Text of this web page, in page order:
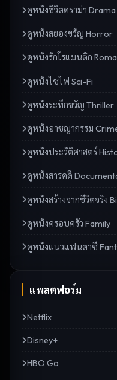
ดูหนังชีวิตดราม่า Drama
ดูหนังสยองขวัญ Horror
ดูหนังรักโรแมนติก
ดูหนังไซไฟ Sci-Fi
ดูหนังระทึกขวัญ Thriller
ดูหนังอาชญากรรม
ดูหนังประวัติศาสตร์
ดูหนังสารคดี
ดูหนังสร้างจากชีวิตจริง
ดูหนังครอบครัว Family
ดูหนังแนวแฟนตาซี
แพลตฟอร์ม
Netflix
Disney+
HBO Go